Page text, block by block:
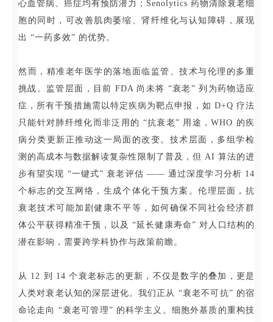
心血管病、癌症均有预防潜力；Senolytics 药物清除衰老细
胞的同时，可改善肌肉萎缩、肾纤维化与认知障碍，展现
出 “一药多效” 的优势。
然而，精准老年医学的落地面临监管、技术与伦理的多重
挑战。监管层面，目前 FDA 尚未将 “衰老” 列为药物适应
症，所有干预措施需以特定疾病为靶点申报，如 D+Q 疗法
只能针对肺纤维化而非泛用的 “抗衰老” 用途，WHO 的疾
病分类更新正推动这一局面的改变。技术层面，多组学检
测的高成本与数据解读复杂性限制了普及，但 AI 算法的进
步有望实现 “一键式” 衰老评估 —— 通过深度学习分析 14
个标志的交互网络，生成个体化干预方案。伦理层面，抗
衰老技术可能加剧健康不平等，如何确保不同社会经济群
体公平获得精准干预，以及 “延长健康寿命” 对人口结构的
潜在影响，需要跨学科协作与政策前瞻。
从 12 到 14 个衰老标志的更新，不仅是数字的叠加，更是
人类对衰老认知的深层进化。我们正从 “衰老不可抗” 的宿
命论走向 “衰老可管理” 的科学主义。细胞外基质的重构技